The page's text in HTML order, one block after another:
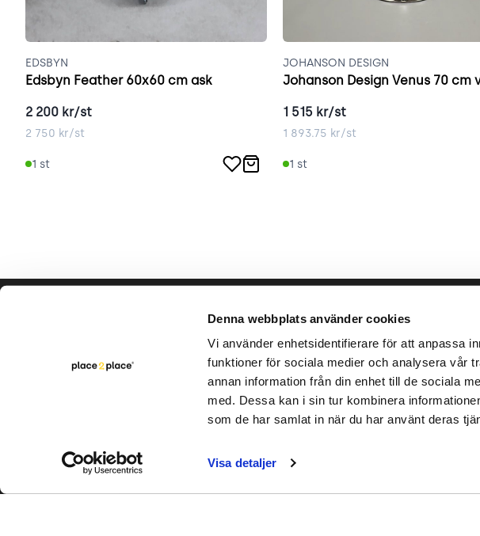
Denna webbplats använder cookies
Vi använder enhetsidentifierare för att anpassa
funktioner för sociala medier och analysera vår
annan information från din enhet till de sociala
med. Dessa kan i sin tur kombinera
som de har samlat in när du har använt deras
Visa detaljer
EDSBYN
Edsbyn Feather 60x60 cm ask
2 200 kr/st
2 750 kr/st
1 st
JOHANSON DESIGN
Johanson Design Venus 70 cm
1 515 kr/st
1 893.75 kr/st
1 st
Hjälp & support
Bli säljare
Kontakta oss
Vårt hållbara arbete
Varumärken
Rapporter